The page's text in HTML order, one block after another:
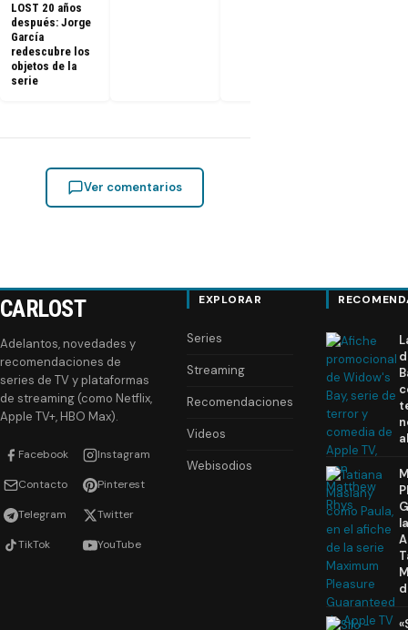
LOST 20 años
después: Jorge
García
redescubre los
objetos de la
serie
Ver comentarios
CARLOST
Adelantos, novedades y
recomendaciones de
series de TV y plataformas
de streaming (como Netflix,
Apple TV+, HBO Max).
Facebook Instagram
Contacto Pinterest
Telegram Twitter
TikTok YouTube
EXPLORAR
Series
Streaming
Recomendaciones
Videos
Webisodios